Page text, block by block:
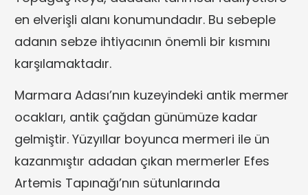
en elverişli alanı konumundadır. Bu sebeple
adanın sebze ihtiyacının önemli bir kısmını
karşılamaktadır.
Marmara Adası’nın kuzeyindeki antik mermer
ocakları, antik çağdan günümüze kadar
gelmiştir. Yüzyıllar boyunca mermeri ile ün
kazanmıştır adadan çıkan mermerler Efes
Artemis Tapınağı’nın sütunlarında